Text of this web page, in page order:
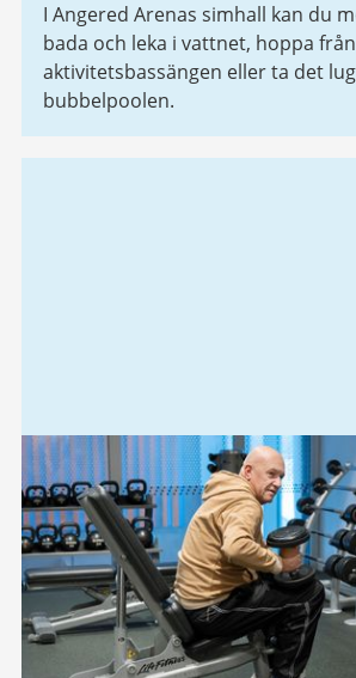
I Angered Arenas simhall kan du
bada och leka i vattnet, hoppa
aktivitetsbassängen eller ta det
bubbelpoolen.